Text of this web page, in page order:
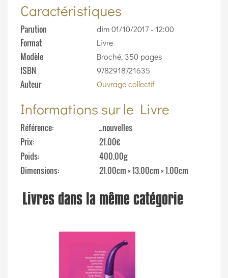
Caractéristiques
Parution dim 01/10/2017 - 12:00
Format Livre
Modèle Broché, 350 pages
ISBN 9782918721635
Auteur Ouvrage collectif
Informations sur le Livre
Référence
_nouvelles
Prix
21.00€
Poids
400.00g
Dimensions
21.00cm × 13.00cm × 1.00cm
Livres dans la même catégorie